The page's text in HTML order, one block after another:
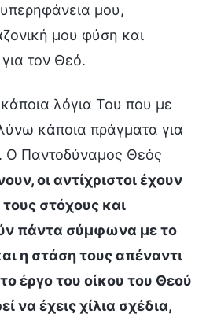
μου,
μου φύση και
τον Θεό.
λόγια Του που με
κάποια πράγματα για
Ο Παντοδύναμος Θεός
οι αντίχριστοι έχουν
στόχους και
πάντα σύμφωνα με το
η στάση τους απέναντι
έργο του οίκου του Θεού
να έχεις χίλια σχέδια,